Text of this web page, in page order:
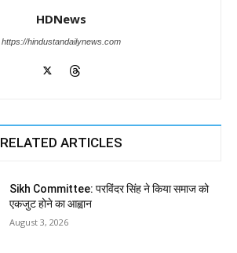
HDNews
https://hindustandailynews.com
RELATED ARTICLES
Sikh Committee: परविंदर सिंह ने किया समाज को
एकजुट होने का आह्वान
August 3, 2026